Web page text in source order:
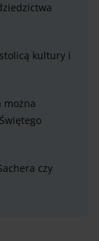
kultury i
można
czy